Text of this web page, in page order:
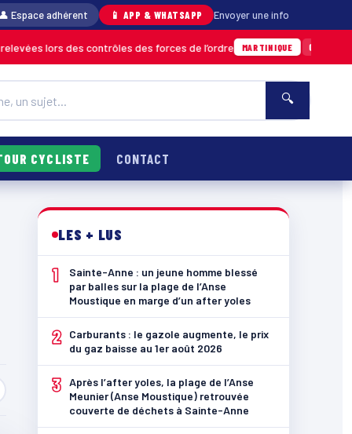
Espace adhérent 📱 APP & WHATSAPP Envoyer une info
des contrôles des forces de l’ordre MARTINIQUE 04/08 · 11h06
🔍
CYCLISTE CONTACT
LES + LUS
1
Sainte-Anne : un jeune homme blessé
par balles sur la plage de l’Anse
Moustique en marge d’un after yoles
2
Carburants : le gazole augmente, le prix
du gaz baisse au 1er août 2026
3 Après l’after yoles, la plage de l’Anse
Meunier (Anse Moustique) retrouvée
couverte de déchets à Sainte-Anne